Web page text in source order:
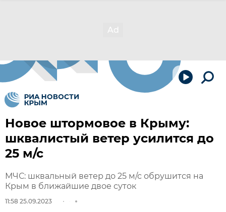
Новое штормовое в Крыму:
шквалистый ветер усилится до
25 м/с
МЧС: шквальный ветер до 25 м/с обрушится на
Крым в ближайшие двое суток
11:58 25.09.2023